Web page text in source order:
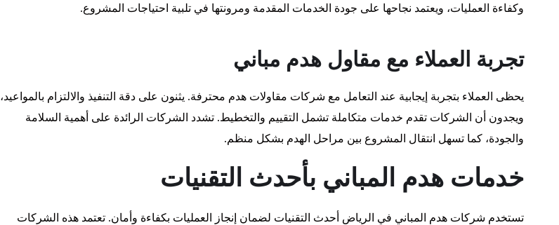
وكفاءة العمليات، ويعتمد نجاحها على جودة الخدمات المقدمة ومرونتها في تلبية احتياجات المشروع.
تجربة العملاء مع مقاول هدم مباني
يحظى العملاء بتجربة إيجابية عند التعامل مع شركات مقاولات هدم محترفة. يثنون على دقة التنفيذ والالتزام بالمواعيد،
ويجدون أن الشركات تقدم خدمات متكاملة تشمل التقييم والتخطيط. تشدد الشركات الرائدة على أهمية السلامة
والجودة، كما تسهل انتقال المشروع بين مراحل الهدم بشكل منظم.
خدمات هدم المباني بأحدث التقنيات
تستخدم شركات هدم المباني في الرياض أحدث التقنيات لضمان إنجاز العمليات بكفاءة وأمان. تعتمد هذه الشركات